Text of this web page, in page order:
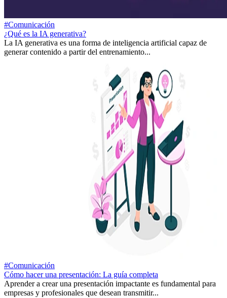
#Comunicación
¿Qué es la IA generativa?
La IA generativa es una forma de inteligencia artificial capaz de
generar contenido a partir del entrenamiento...
#Comunicación
Cómo hacer una presentación: La guía completa
Aprender a crear una presentación impactante es fundamental para
empresas y profesionales que desean transmitir...